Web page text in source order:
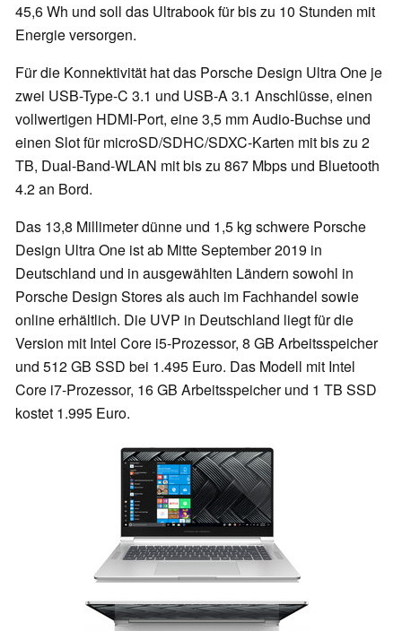
45,6 Wh und soll das Ultrabook für bis zu 10 Stunden mit
Energie versorgen.
Für die Konnektivität hat das Porsche Design Ultra One je
zwei USB-Type-C 3.1 und USB-A 3.1 Anschlüsse, einen
vollwertigen HDMI-Port, eine 3,5 mm Audio-Buchse und
einen Slot für microSD/SDHC/SDXC-Karten mit bis zu 2
TB, Dual-Band-WLAN mit bis zu 867 Mbps und Bluetooth
4.2 an Bord.
Das 13,8 Millimeter dünne und 1,5 kg schwere Porsche
Design Ultra One ist ab Mitte September 2019 in
Deutschland und in ausgewählten Ländern sowohl in
Porsche Design Stores als auch im Fachhandel sowie
online erhältlich. Die UVP in Deutschland liegt für die
Version mit Intel Core i5-Prozessor, 8 GB Arbeitsspeicher
und 512 GB SSD bei 1.495 Euro. Das Modell mit Intel
Core i7-Prozessor, 16 GB Arbeitsspeicher und 1 TB SSD
kostet 1.995 Euro.